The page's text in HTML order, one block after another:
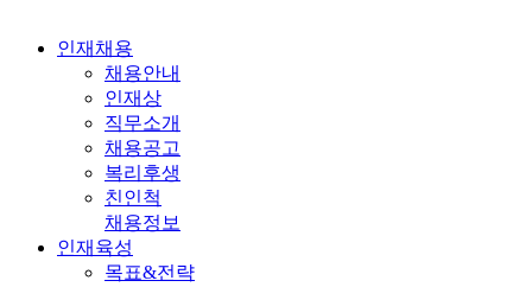
인재채용
채용안내
인재상
직무소개
채용공고
복리후생
친인척
채용정보
인재육성
목표&전략